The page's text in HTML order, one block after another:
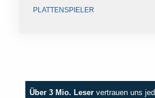
PLATTENSPIELER
Über 3 Mio. Leser vertrauen uns